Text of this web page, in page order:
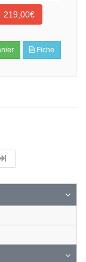
219,00€
Fiche